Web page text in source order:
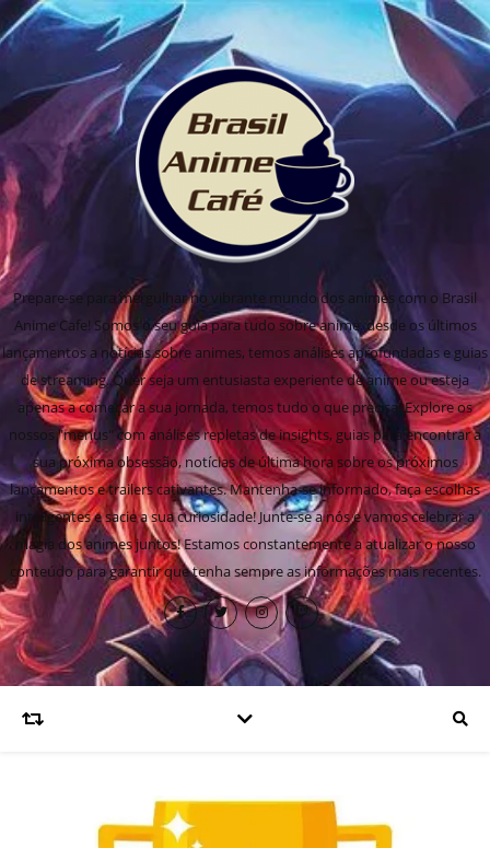
Prepare-se para mergulhar no vibrante mundo dos animes com o Brasil
Anime Cafe! Somos o seu guia para tudo sobre anime, desde os últimos
lançamentos a notícias sobre animes, temos análises aprofundadas e guias
de streaming. Quer seja um entusiasta experiente de anime ou esteja
apenas a começar a sua jornada, temos tudo o que precisa! Explore os
nossos "menus" com análises repletas de insights, guias para encontrar a
sua próxima obsessão, notícias de última hora sobre os próximos
lançamentos e trailers cativantes. Mantenha-se informado, faça escolhas
inteligentes e sacie a sua curiosidade! Junte-se a nós e vamos celebrar a
magia dos animes juntos! Estamos constantemente a atualizar o nosso
conteúdo para garantir que tenha sempre as informações mais recentes.